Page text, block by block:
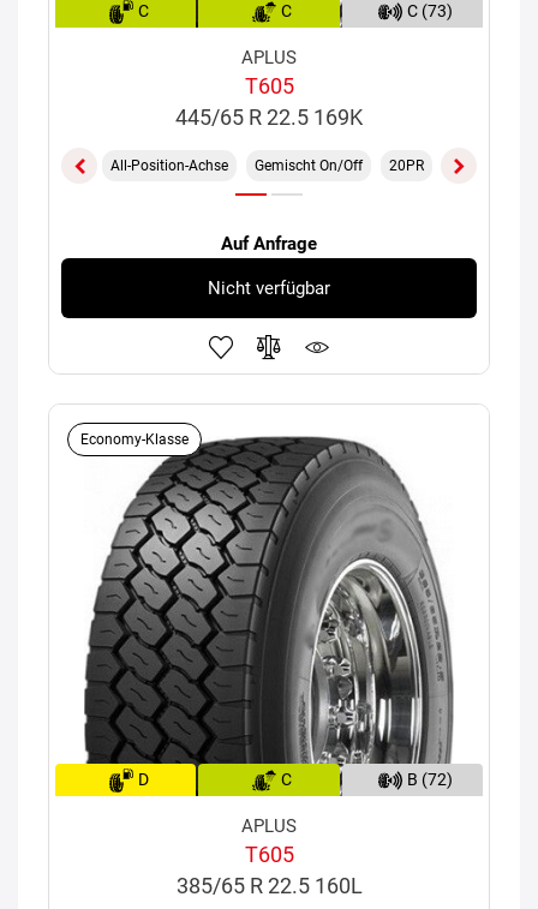
C C C (73)
APLUS
T605
445/65 R 22.5 169K
All-Position-Achse Gemischt On/Off 20PR M+S
Auf Anfrage
Nicht verfügbar
Economy-Klasse
D C B (72)
APLUS
T605
385/65 R 22.5 160L